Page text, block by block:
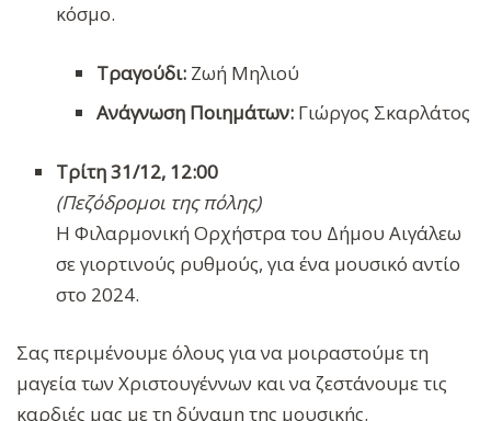
κόσμο.
Τραγούδι:Ζωή Μηλιού
Ανάγνωση Ποιημάτων:Γιώργος Σκαρλάτος
Τρίτη 31/12, 12:00
(Πεζόδρομοι της πόλης)
Η Φιλαρμονική Ορχήστρα του Δήμου Αιγάλεω
σε γιορτινούς ρυθμούς, για ένα μουσικό αντίο
στο 2024.
Σας περιμένουμε όλους για να μοιραστούμε τη
μαγεία των Χριστουγέννων και να ζεστάνουμε τις
καρδιές μας με τη δύναμη της μουσικής.